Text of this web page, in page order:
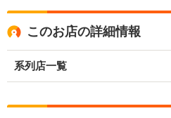
このお店の詳細情報
系列店一覧